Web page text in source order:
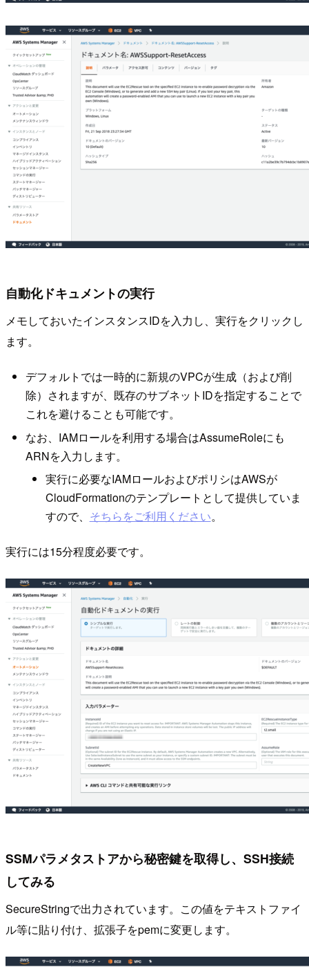
自動化ドキュメントの実行
メモしておいたインスタンスIDを入力し、実行をクリックし
ます。
デフォルトでは一時的に新規のVPCが生成（および削
除）されますが、既存のサブネットIDを指定することで
これを避けることも可能です。
なお、IAMロールを利用する場合はAssumeRoleにも
ARNを入力します。
実行に必要なIAMロールおよびポリシはAWSが
CloudFormationのテンプレートとして提供していま
すので、 そちらをご利用ください。
実行には15分程度必要です。
SSMパラメタストアから秘密鍵を取得し、SSH接続
してみる
SecureStringで出力されています。この値をテキストファイ
ル等に貼り付け、拡張子をpemに変更します。